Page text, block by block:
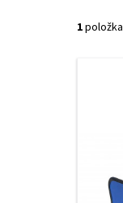
1položka